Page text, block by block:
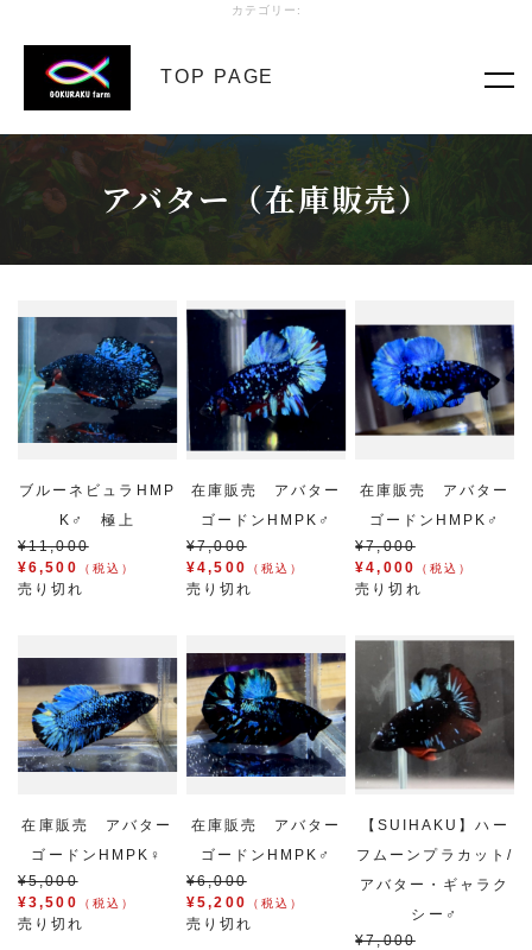
カテゴリー:
TOP PAGE
アバター（在庫販売）
ブルーネビュラHMP
K♂ 極上
¥11,000
¥6,500
（税込）
売り切れ
在庫販売 アバター
ゴードンHMPK♂
¥7,000
¥4,500
（税込）
売り切れ
在庫販売 アバター
ゴードンHMPK♂
¥7,000
¥4,000
（税込）
売り切れ
在庫販売 アバター
ゴードンHMPK♀
¥5,000
¥3,500
（税込）
売り切れ
在庫販売 アバター
ゴードンHMPK♂
¥6,000
¥5,200
（税込）
売り切れ
【SUIHAKU】ハー
フムーンプラカット/
アバター・ギャラク
シー♂
¥7,000